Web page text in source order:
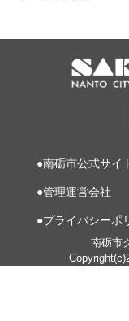
●南砺市公式サイ
●管理運営会社
●プライバシーポ
南砺市